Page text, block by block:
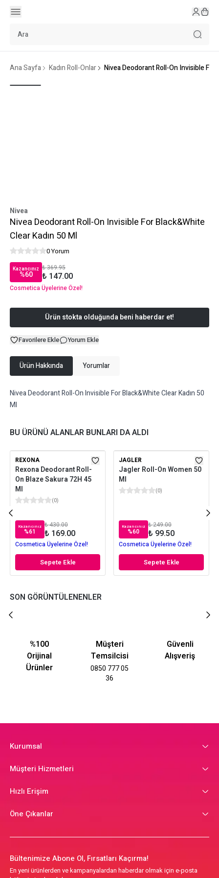
Ana Sayfa Kadın Roll-Onlar Nivea Deodorant Roll-On Invisible For
Nivea
Nivea Deodorant Roll-On Invisible For Black&White
Clear Kadın 50 Ml
0 Yorum
Kazancınız
%60
₺ 369.95
₺ 147.00
Cosmetica Üyelerine Özel!
Ürün stokta olduğunda beni haberdar et!
Favorilere Ekle Yorum Ekle
Ürün Hakkında Yorumlar
Nivea Deodorant Roll-On Invisible For Black&White Clear Kadın 50
Ml
BU ÜRÜNÜ ALANLAR BUNLARI DA ALDI
REXONA
Rexona Deodorant Roll-
On Blaze Sakura 72H 45
Ml
(0)
Kazancınız
%61
₺ 430.00
₺ 169.00
Cosmetica Üyelerine Özel!
Sepete Ekle
JAGLER
Jagler Roll-On Women 50
Ml
(0)
Kazancınız
%60
₺ 249.00
₺ 99.50
Cosmetica Üyelerine Özel!
Sepete Ekle
SON GÖRÜNTÜLENENLER
%100
Orijinal
Ürünler
Müşteri
Temsilcisi
0850 777 05
36
Güvenli
Alışveriş
Kurumsal
Müşteri Hizmetleri
Hızlı Erişim
Öne Çıkanlar
Bültenimize Abone Ol, Fırsatları Kaçırma!
En yeni ürünlerden ve kampanyalardan haberdar olmak için e-posta